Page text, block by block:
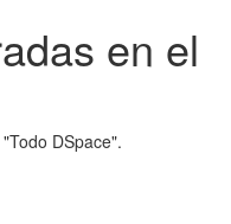
en el
DSpace".